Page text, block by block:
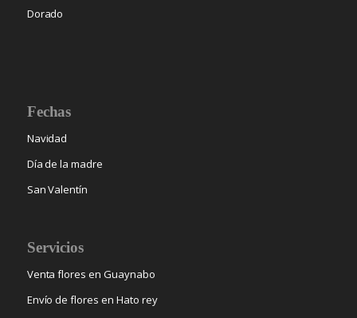
Dorado
Fechas
Navidad
Día de la madre
San Valentín
Servicios
Venta flores en Guaynabo
Envío de flores en Hato rey